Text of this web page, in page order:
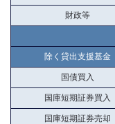
財政等
除く貸出支援基金
国債買入
国庫短期証券買入
国庫短期証券売却